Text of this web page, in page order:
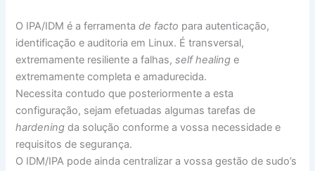
O IPA/IDM é a ferramentade facto para autenticação,
identificação e auditoria em Linux. É transversal,
extremamente resiliente a falhas,self healing e
extremamente completa e amadurecida.
Necessita contudo que posteriormente a esta
configuração, sejam efetuadas algumas tarefas de
hardening da solução conforme a vossa necessidade e
requisitos de segurança.
O IDM/IPA pode ainda centralizar a vossa gestão de sudo’s